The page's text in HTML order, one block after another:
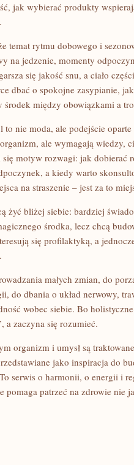
jak wybierać produkty
temat rytmu dobowego i
na jedzenie, momenty
się jakość snu, a ciało
dbać o spokojne zasypianie,
środek między obowiązkami a
nie moda, ale podejście
ale wymagają wiedzy,
motyw rozwagi: jak dobierać
a kiedy warto
na straszenie – jest za to
żyć bliżej siebie: bardziej
środka, lecz chcą
się profilaktyką, a
małych zmian, do
do dbania o układ nerwowy,
wobec siebie. Bo
a zaczyna się rozumieć.
organizm i umysł są
jako inspiracja do
serwis o harmonii, o energii i
pomaga patrzeć na zdrowie nie